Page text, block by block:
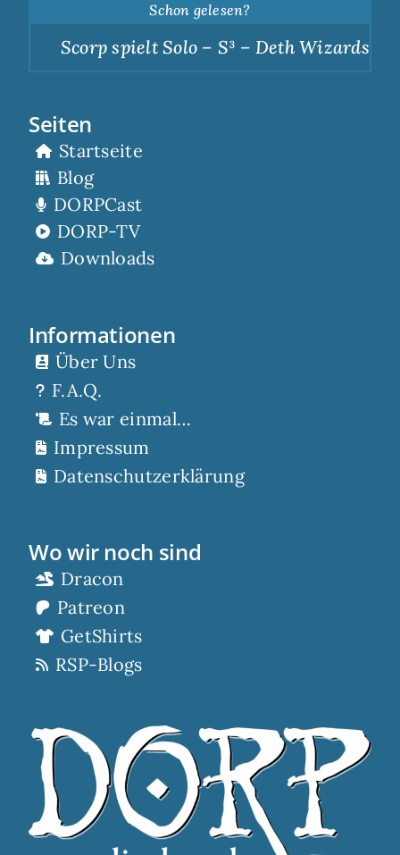
Schon gelesen?
Scorp spielt Solo – S³ – Deth Wizards –
Seiten
Startseite
Blog
DORPCast
DORP-TV
Downloads
Informationen
Über Uns
F.A.Q.
Es war einmal…
Impressum
Datenschutzerklärung
Wo wir noch sind
Dracon
Patreon
GetShirts
RSP-Blogs